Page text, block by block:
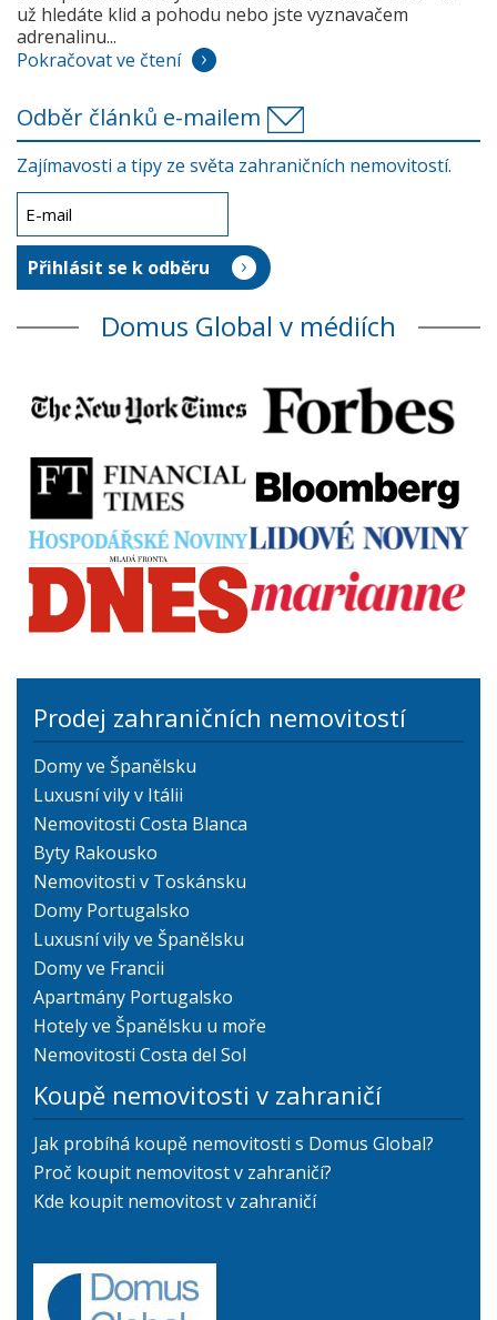
už hledáte klid a pohodu nebo jste vyznavačem
adrenalinu...
Pokračovat ve čtení
Odběr článků e-mailem
Zajímavosti a tipy ze světa zahraničních nemovitostí.
Domus Global v médiích
Prodej zahraničních nemovitostí
Domy ve Španělsku
Luxusní vily v Itálii
Nemovitosti Costa Blanca
Byty Rakousko
Nemovitosti v Toskánsku
Domy Portugalsko
Luxusní vily ve Španělsku
Domy ve Francii
Apartmány Portugalsko
Hotely ve Španělsku u moře
Nemovitosti Costa del Sol
Koupě nemovitosti v zahraničí
Jak probíhá koupě nemovitosti s Domus Global?
Proč koupit nemovitost v zahraničí?
Kde koupit nemovitost v zahraničí